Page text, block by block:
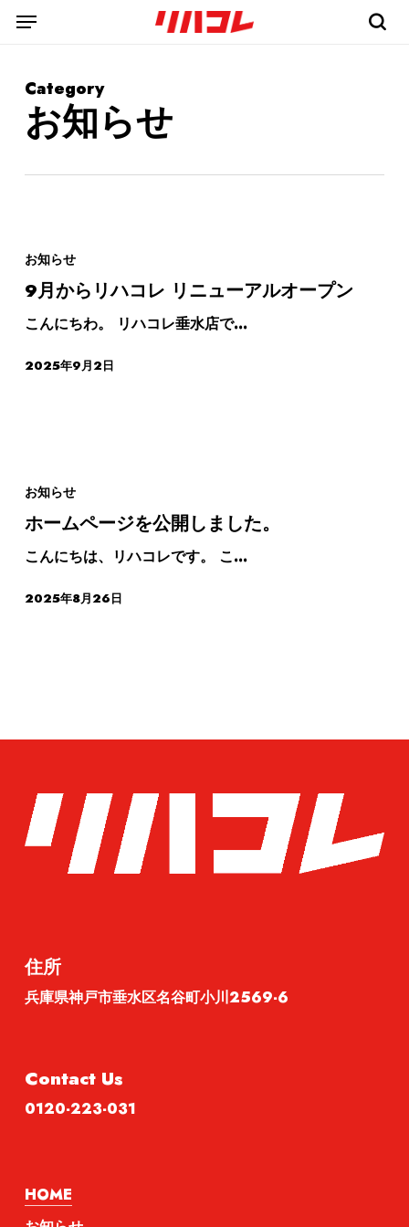
Skip
content
Menu
Category
お知らせ
お知らせ
9月からリハコレ リニューアルオープン
こんにちわ。 リハコレ垂水店で…
2025年9月2日
お知らせ
ホームページを公開しました。
こんにちは、リハコレです。 こ…
2025年8月26日
住所
兵庫県神戸市垂水区名谷町小川2569-6
Contact Us
0120-223-031
HOME
Menu